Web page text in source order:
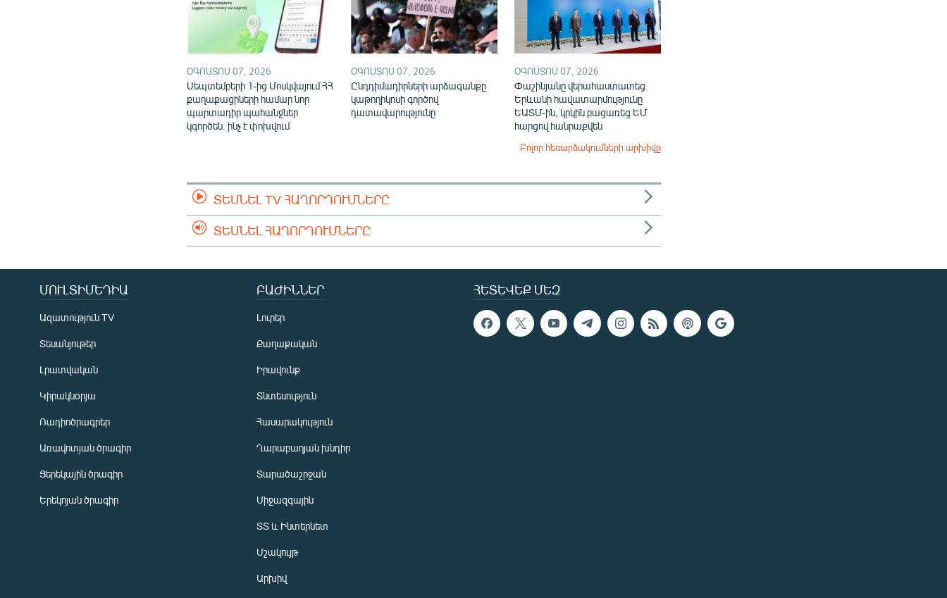
ՕԳՈՍՏՈՍ 07, 2026
Սեպտեմբերի 1-ից Մոսկվայում ՀՀ
քաղաքացիների համար նոր
պարտադիր պահանջներ
կգործեն. ինչ է փոխվում
ՕԳՈՍՏՈՍ 07, 2026
Ընդդիմադիրների արձագանքը
կաթողիկոսի գործով
դատավարությունը
ՕԳՈՍՏՈՍ 07, 2026
Փաշինյանը վերահաստատեց
Երևանի հավատարմությունը
ԵԱՏՄ-ին, կրկին բացառեց ԵՄ
հարցով հանրաքվեն
Բոլոր հեռարձակումների արխիվը
ՏԵՍՆԵԼ TV ՀԱՂՈՐԴՈՒՄՆԵՐԸ
ՏԵՍՆԵԼ ՀԱՂՈՐԴՈՒՄՆԵՐԸ
ՀԵՏԵՎԵՔ ՄԵԶ
ՄՈՒԼՏԻՄԵԴԻԱ
Ազատություն TV
Տեսանյութեր
Լրատվական
Կիրակնօրյա
Ռադիոծրագրեր
Առավոտյան ծրագիր
Ցերեկային ծրագիր
Երեկոյան ծրագիր
ԲԱԺԻՆՆԵՐ
Լուրեր
Քաղաքական
Իրավունք
Տնտեսություն
Հասարակություն
Ղարաբաղյան խնդիր
Տարածաշրջան
Միջազգային
ՏՏ և Ինտերնետ
Մշակույթ
Արխիվ